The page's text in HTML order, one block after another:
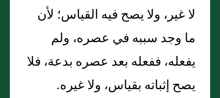
لا غير، ولا يصح فيه القياس؛ لأن
ما وجد سببه في عصره، ولم
يفعله، ففعله بعد عصره بدعة، فلا
يصح إثباته بقياس، ولا غيره.